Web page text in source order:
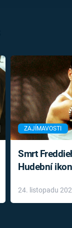
ZAJÍMAVOSTI
Smrt
Hudební
léky
24. listopadu